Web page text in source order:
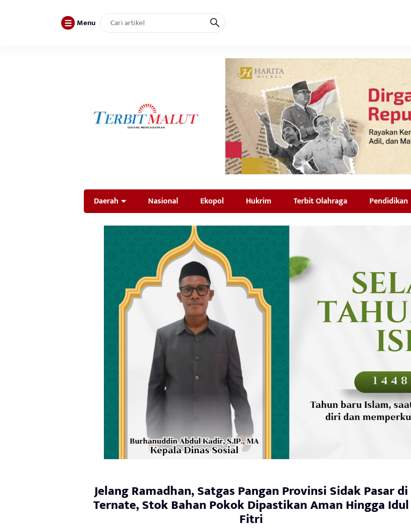
Menu
Daerah Nasional Ekopol Hukrim Terbit Olahraga Pendidikan
Jelang Ramadhan, Satgas Pangan Provinsi Sidak Pasar di
Ternate, Stok Bahan Pokok Dipastikan Aman Hingga Idul
Fitri